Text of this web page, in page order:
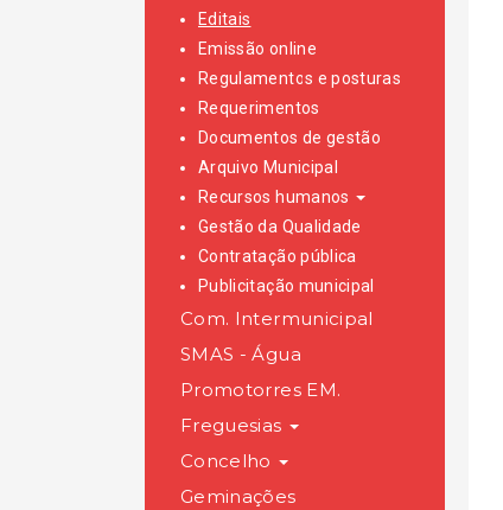
Editais
Emissão online
Regulamentos e posturas
Requerimentos
Documentos de gestão
Arquivo Municipal
Recursos humanos
Gestão da Qualidade
Contratação pública
Publicitação municipal
Com. Intermunicipal
SMAS - Água
Promotorres EM.
Freguesias
Concelho
Geminações